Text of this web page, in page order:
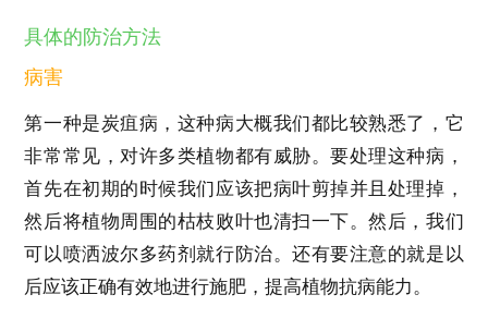
具体的防治方法
病害
第一种是炭疽病，这种病大概我们都比较熟悉了，它
非常常见，对许多类植物都有威胁。要处理这种病，
首先在初期的时候我们应该把病叶剪掉并且处理掉，
然后将植物周围的枯枝败叶也清扫一下。然后，我们
可以喷洒波尔多药剂就行防治。还有要注意的就是以
后应该正确有效地进行施肥，提高植物抗病能力。